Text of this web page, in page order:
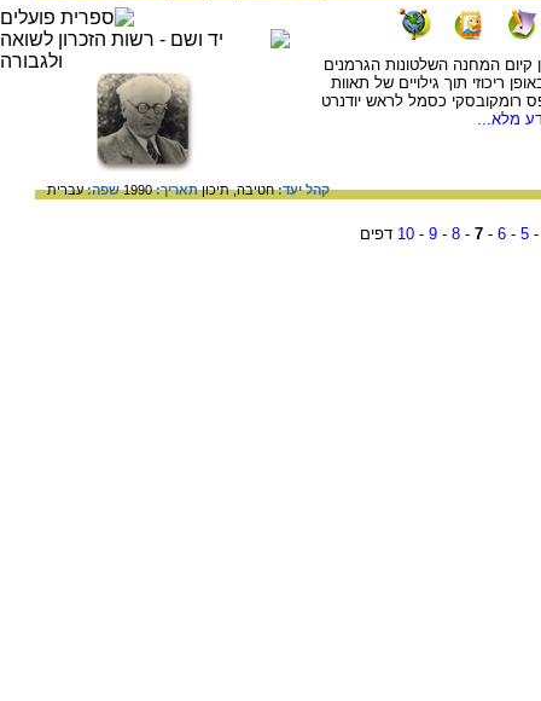
קיום המחנה השלטונות הגרמנים
ריכוזי תוך גילויים של תאוות
רומקובסקי כסמל לראש יודנרט
מלא...
קהל יעד:חטיבה,תיכוןתאריך:1990 שפה:עברית
5
-
6
-
7
-
8
-
9
-
10 דפים